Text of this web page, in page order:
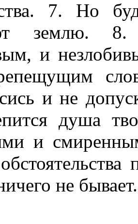
7. Но
землю. 8.
и
и не
душа
и
не бывает.